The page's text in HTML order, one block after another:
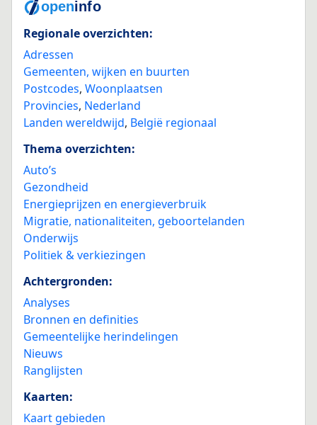
Regionale overzichten:
Adressen
Gemeenten, wijken en buurten
Postcodes, Woonplaatsen
Provincies, Nederland
Landen wereldwijd, België regionaal
Thema overzichten:
Auto’s
Gezondheid
Energieprijzen en energieverbruik
Migratie, nationaliteiten, geboortelanden
Onderwijs
Politiek & verkiezingen
Achtergronden:
Analyses
Bronnen en definities
Gemeentelijke herindelingen
Nieuws
Ranglijsten
Kaarten:
Kaart gebieden